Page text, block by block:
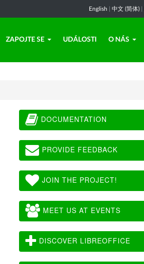
English 中文 (简体)
ZAPOJTE SE UDÁLOSTI O NÁS
DOCUMENTATION
PROVIDE FEEDBACK
JOIN THE PROJECT!
MEET US AT EVENTS
DISCOVER LIBREOFFICE